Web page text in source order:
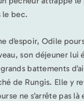
le bec.
d’espoir, Odile
son déjeuner lui
grands battements
de Rungis. Elle y
ne s’arrête pas